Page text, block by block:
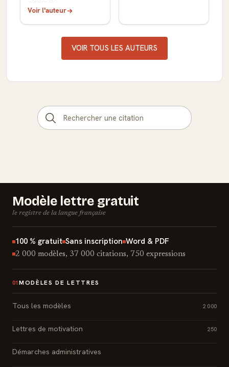
Voir l'auteur
VOIR TOUS LES AUTEURS
Modèle lettre gratuit
le registre de la langue française
100 % gratuit Sans inscription Word & PDF
2 000 modèles, 37 000 citations, 750 expressions
01 MODÈLES DE LETTRES
Tous les modèles 2 000
Lettres de motivation 250
Démarches administratives